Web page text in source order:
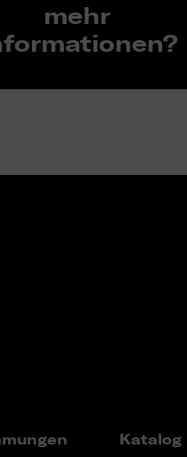
mehr
Katalog